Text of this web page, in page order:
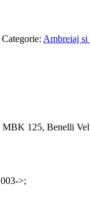
Categorie: Ambreiaj si
125, Benelli
>;